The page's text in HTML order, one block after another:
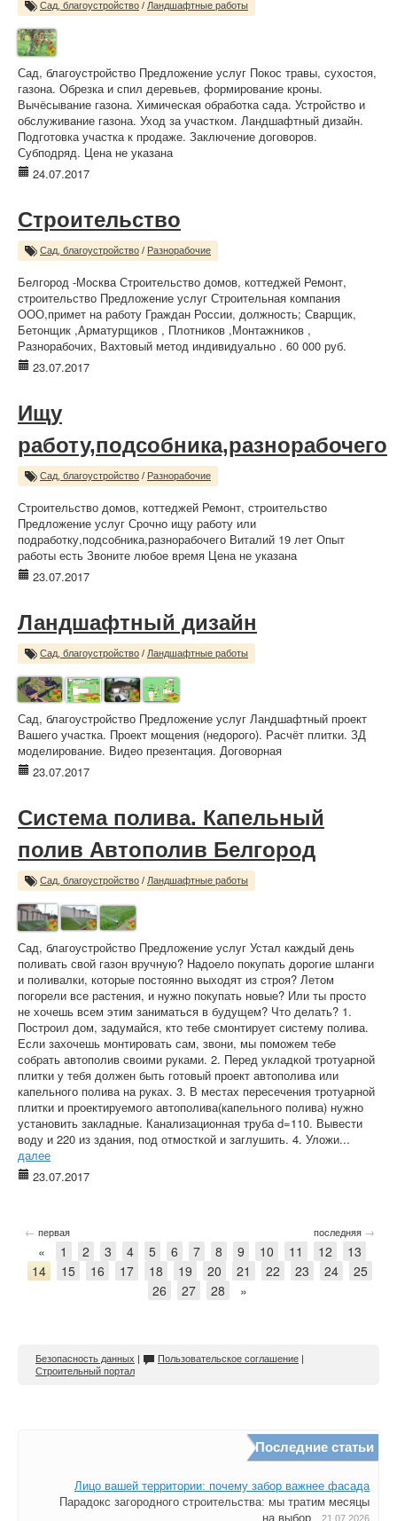
Сад, благоустройство / Ландшафтные работы
Сад, благоустройство Предложение услуг Покос травы, сухостоя,
газона. Обрезка и спил деревьев, формирование кроны.
Вычёсывание газона. Химическая обработка сада. Устройство и
обслуживание газона. Уход за участком. Ландшафтный дизайн.
Подготовка участка к продаже. Заключение договоров.
Субподряд. Цена не указана
24.07.2017
Строительство
Сад, благоустройство / Разнорабочие
Белгород -Москва Строительство домов, коттеджей Ремонт,
строительство Предложение услуг Строительная компания
ООО,примет на работу Граждан России, должность; Сварщик,
Бетонщик ,Арматурщиков , Плотников ,Монтажников ,
Разнорабочих, Вахтовый метод индивидуально . 60 000 руб.
23.07.2017
Ищу
работу,подсобника,разнорабочего
Сад, благоустройство / Разнорабочие
Строительство домов, коттеджей Ремонт, строительство
Предложение услуг Срочно ищу работу или
подработку,подсобника,разнорабочего Виталий 19 лет Опыт
работы есть Звоните любое время Цена не указана
23.07.2017
Ландшафтный дизайн
Сад, благоустройство / Ландшафтные работы
Сад, благоустройство Предложение услуг Ландшафтный проект
Вашего участка. Проект мощения (недорого). Расчёт плитки. ЗД
моделирование. Видео презентация. Договорная
23.07.2017
Система полива. Капельный
полив Автополив Белгород
Сад, благоустройство / Ландшафтные работы
Сад, благоустройство Предложение услуг Устал каждый день
поливать свой газон вручную? Надоело покупать дорогие шланги
и поливалки, которые постоянно выходят из строя? Летом
погорели все растения, и нужно покупать новые? Или ты просто
не хочешь всем этим заниматься в будущем? Что делать? 1.
Построил дом, задумайся, кто тебе смонтирует систему полива.
Если захочешь монтировать сам, звони, мы поможем тебе
собрать автополив своими руками. 2. Перед укладкой тротуарной
плитки у тебя должен быть готовый проект автополива или
капельного полива на руках. 3. В местах пересечения тротуарной
плитки и проектируемого автополива(капельного полива) нужно
установить закладные. Канализационная труба d=110. Вывести
воду и 220 из здания, под отмосткой и заглушить. 4. Уложи...
далее
23.07.2017
← первая последняя →
« 1 2 3 4 5 6 7 8 9 10 11 12
13
14
15 16 17 18 19 20 21 22 23 24
25
26
27 28 »
Безопасность данных | Пользовательское соглашение |
Строительный портал
Последние статьи
Лицо вашей территории: почему забор важнее фасада
Парадокс загородного строительства: мы тратим месяцы
на выбор...
21.07.2026